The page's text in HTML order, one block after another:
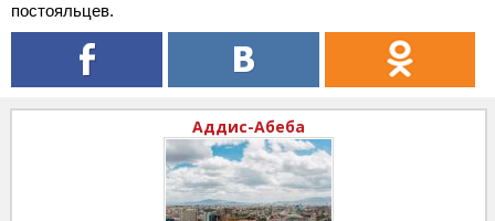
постояльцев.
Аддис-Абеба